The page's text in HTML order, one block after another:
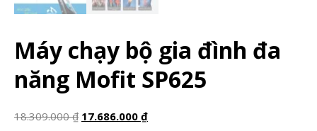
Máy chạy bộ gia đình đa
năng Mofit SP625
18.309.000₫ 17.686.000 ₫